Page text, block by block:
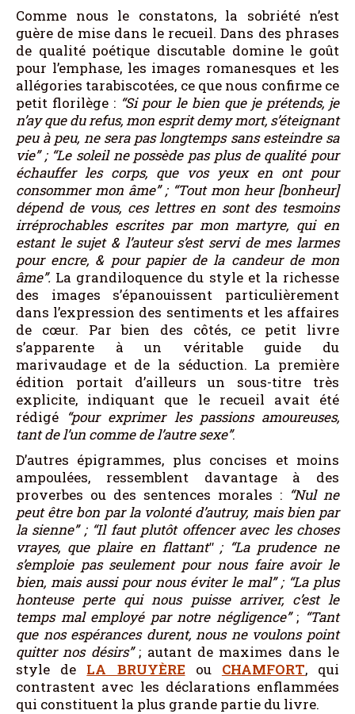
Comme nous le constatons, la sobriété n’est
guère de mise dans le recueil. Dans des phrases
de qualité poétique discutable domine le goût
pour l’emphase, les images romanesques et les
allégories tarabiscotées, ce que nous confirme ce
petit florilège : “Si pour le bien que je prétends, je
n’ay que du refus, mon esprit demy mort, s’éteignant
peu à peu, ne sera pas longtemps sans esteindre sa
vie” ; “Le soleil ne possède pas plus de qualité pour
échauffer les corps, que vos yeux en ont pour
consommer mon âme” ; “Tout mon heur [bonheur]
dépend de vous, ces lettres en sont des tesmoins
irréprochables escrites par mon martyre, qui en
estant le sujet & l’auteur s’est servi de mes larmes
pour encre, & pour papier de la candeur de mon
âme”. La grandiloquence du style et la richesse
des images s’épanouissent particulièrement
dans l’expression des sentiments et les affaires
de cœur. Par bien des côtés, ce petit livre
s’apparente à un véritable guide du
marivaudage et de la séduction. La première
édition portait d’ailleurs un sous-titre très
explicite, indiquant que le recueil avait été
rédigé “pour exprimer les passions amoureuses,
tant de l’un comme de l’autre sexe”.
D’autres épigrammes, plus concises et moins
ampoulées, ressemblent davantage à des
proverbes ou des sentences morales : “Nul ne
peut être bon par la volonté d’autruy, mais bien par
la sienne” ; “Il faut plutôt offencer avec les choses
vrayes, que plaire en flattantʺ; “La prudence ne
s’emploie pas seulement pour nous faire avoir le
bien, mais aussi pour nous éviter le mal” ; “La plus
honteuse perte qui nous puisse arriver, c’est le
temps mal employé par notre négligence”; “Tant
que nos espérances durent, nous ne voulons point
quitter nos désirs”; autant de maximes dans le
style de LA BRUYÈRE ou CHAMFORT, qui
contrastent avec les déclarations enflammées
qui constituent la plus grande partie du livre.